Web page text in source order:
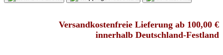
Versandkostenfreie Lieferung ab 100,00 €
innerhalb Deutschland-Festland